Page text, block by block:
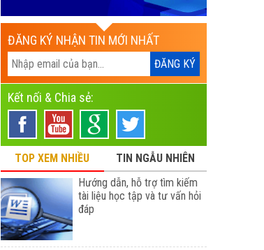
ĐĂNG KÝ NHẬN TIN MỚI NHẤT
Kết nối & Chia sẻ:
TOP XEM NHIỀU
TIN NGẪU NHIÊN
Hướng dẫn, hỗ trợ tìm kiếm
tài liệu học tập và tư vấn hỏi
đáp